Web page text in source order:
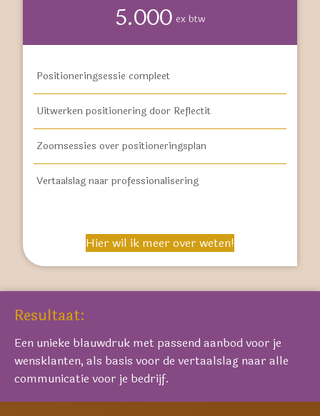
5.000 ex btw
Positioneringsessie compleet
Uitwerken positionering door Reflectit
Zoomsessies over positioneringsplan
Vertaalslag naar professionalisering
Hier wil ik meer over weten!
Resultaat:
Een unieke blauwdruk met passend aanbod voor je
wensklanten, als basis voor de vertaalslag naar alle
communicatie voor je bedrijf.